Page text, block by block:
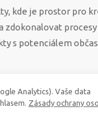
kde je prostor pro
zdokonalovat
s potenciálem
Analytics). Vaše data
Zásady ochrany